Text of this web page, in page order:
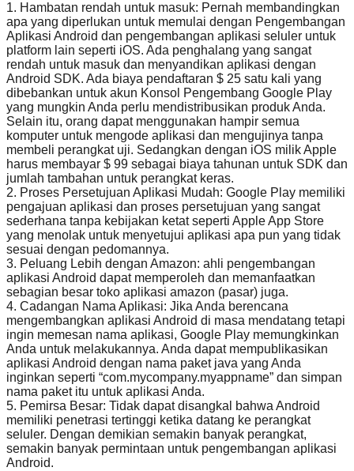
1. Hambatan rendah untuk masuk: Pernah membandingkan
apa yang diperlukan untuk memulai dengan Pengembangan
Aplikasi Android dan pengembangan aplikasi seluler untuk
platform lain seperti iOS. Ada penghalang yang sangat
rendah untuk masuk dan menyandikan aplikasi dengan
Android SDK. Ada biaya pendaftaran $ 25 satu kali yang
dibebankan untuk akun Konsol Pengembang Google Play
yang mungkin Anda perlu mendistribusikan produk Anda.
Selain itu, orang dapat menggunakan hampir semua
komputer untuk mengode aplikasi dan mengujinya tanpa
membeli perangkat uji. Sedangkan dengan iOS milik Apple
harus membayar $ 99 sebagai biaya tahunan untuk SDK dan
jumlah tambahan untuk perangkat keras.
2. Proses Persetujuan Aplikasi Mudah: Google Play memiliki
pengajuan aplikasi dan proses persetujuan yang sangat
sederhana tanpa kebijakan ketat seperti Apple App Store
yang menolak untuk menyetujui aplikasi apa pun yang tidak
sesuai dengan pedomannya.
3. Peluang Lebih dengan Amazon: ahli pengembangan
aplikasi Android dapat memperoleh dan memanfaatkan
sebagian besar toko aplikasi amazon (pasar) juga.
4. Cadangan Nama Aplikasi: Jika Anda berencana
mengembangkan aplikasi Android di masa mendatang tetapi
ingin memesan nama aplikasi, Google Play memungkinkan
Anda untuk melakukannya. Anda dapat mempublikasikan
aplikasi Android dengan nama paket java yang Anda
inginkan seperti “com.mycompany.myappname” dan simpan
nama paket itu untuk aplikasi Anda.
5. Pemirsa Besar: Tidak dapat disangkal bahwa Android
memiliki penetrasi tertinggi ketika datang ke perangkat
seluler. Dengan demikian semakin banyak perangkat,
semakin banyak permintaan untuk pengembangan aplikasi
Android.